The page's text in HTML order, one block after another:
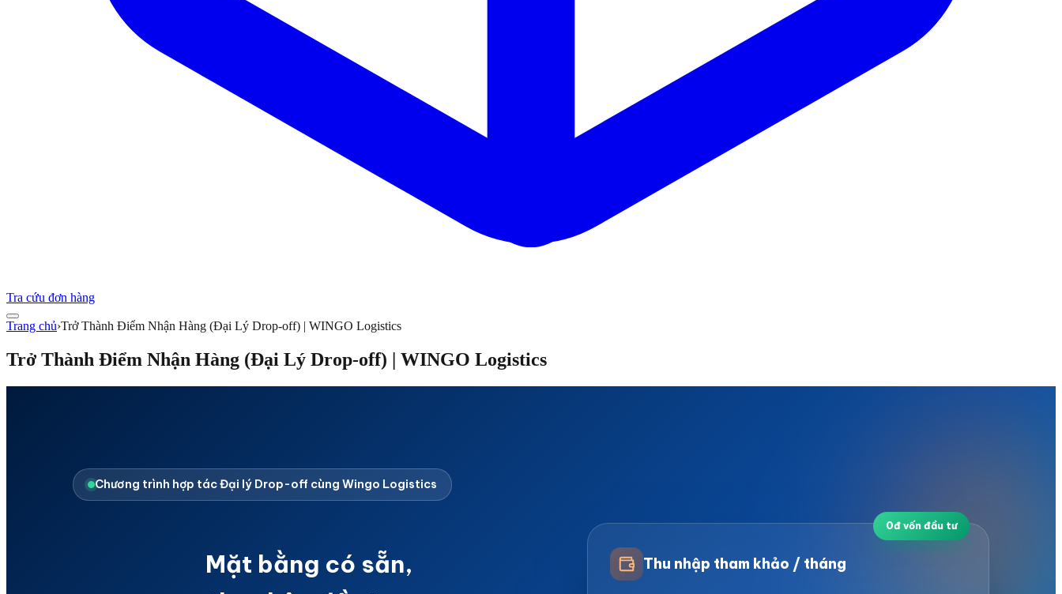
Tra cứu đơn hàng
Trang chủ›Trở Thành Điểm Nhận Hàng (Đại Lý Drop-off) | WINGO Logistics
Trở Thành Điểm Nhận Hàng (Đại Lý Drop-off) | WINGO Logistics
Chương trình hợp tác Đại lý Drop-off cùng Wingo Logistics
Mặt bằng có sẵn,
Thu nhập tham khảo / tháng